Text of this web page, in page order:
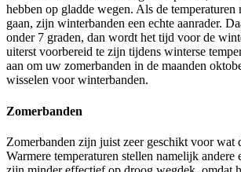
hebben op gladde wegen. Als de
gaan, zijn winterbanden een echte aanrader.
onder 7 graden, dan wordt het tijd voor de
uiterst voorbereid te zijn tijdens winterse
aan om uw zomerbanden in de maanden
wisselen voor winterbanden.
Zomerbanden
Zomerbanden zijn juist zeer geschikt voor wat
Warmere temperaturen stellen namelijk andere